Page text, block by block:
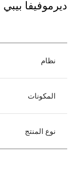
ديرموفيفا بيبي
نظام
المكونات
نوع المنتج